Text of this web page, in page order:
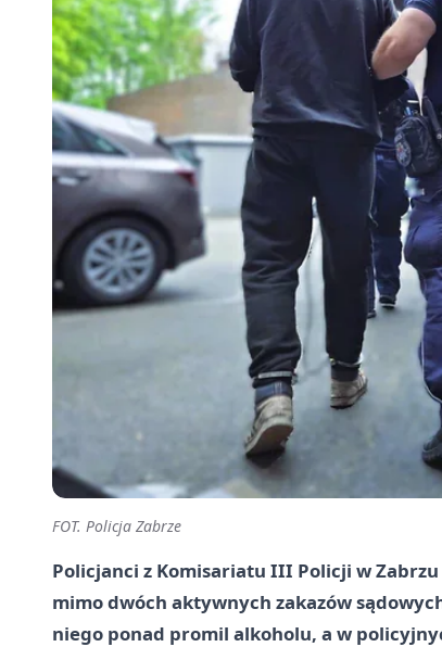
FOT. Policja Zabrze
Policjanci z Komisariatu III Policji w
mimo dwóch aktywnych zakazów
niego ponad promil alkoholu, a w